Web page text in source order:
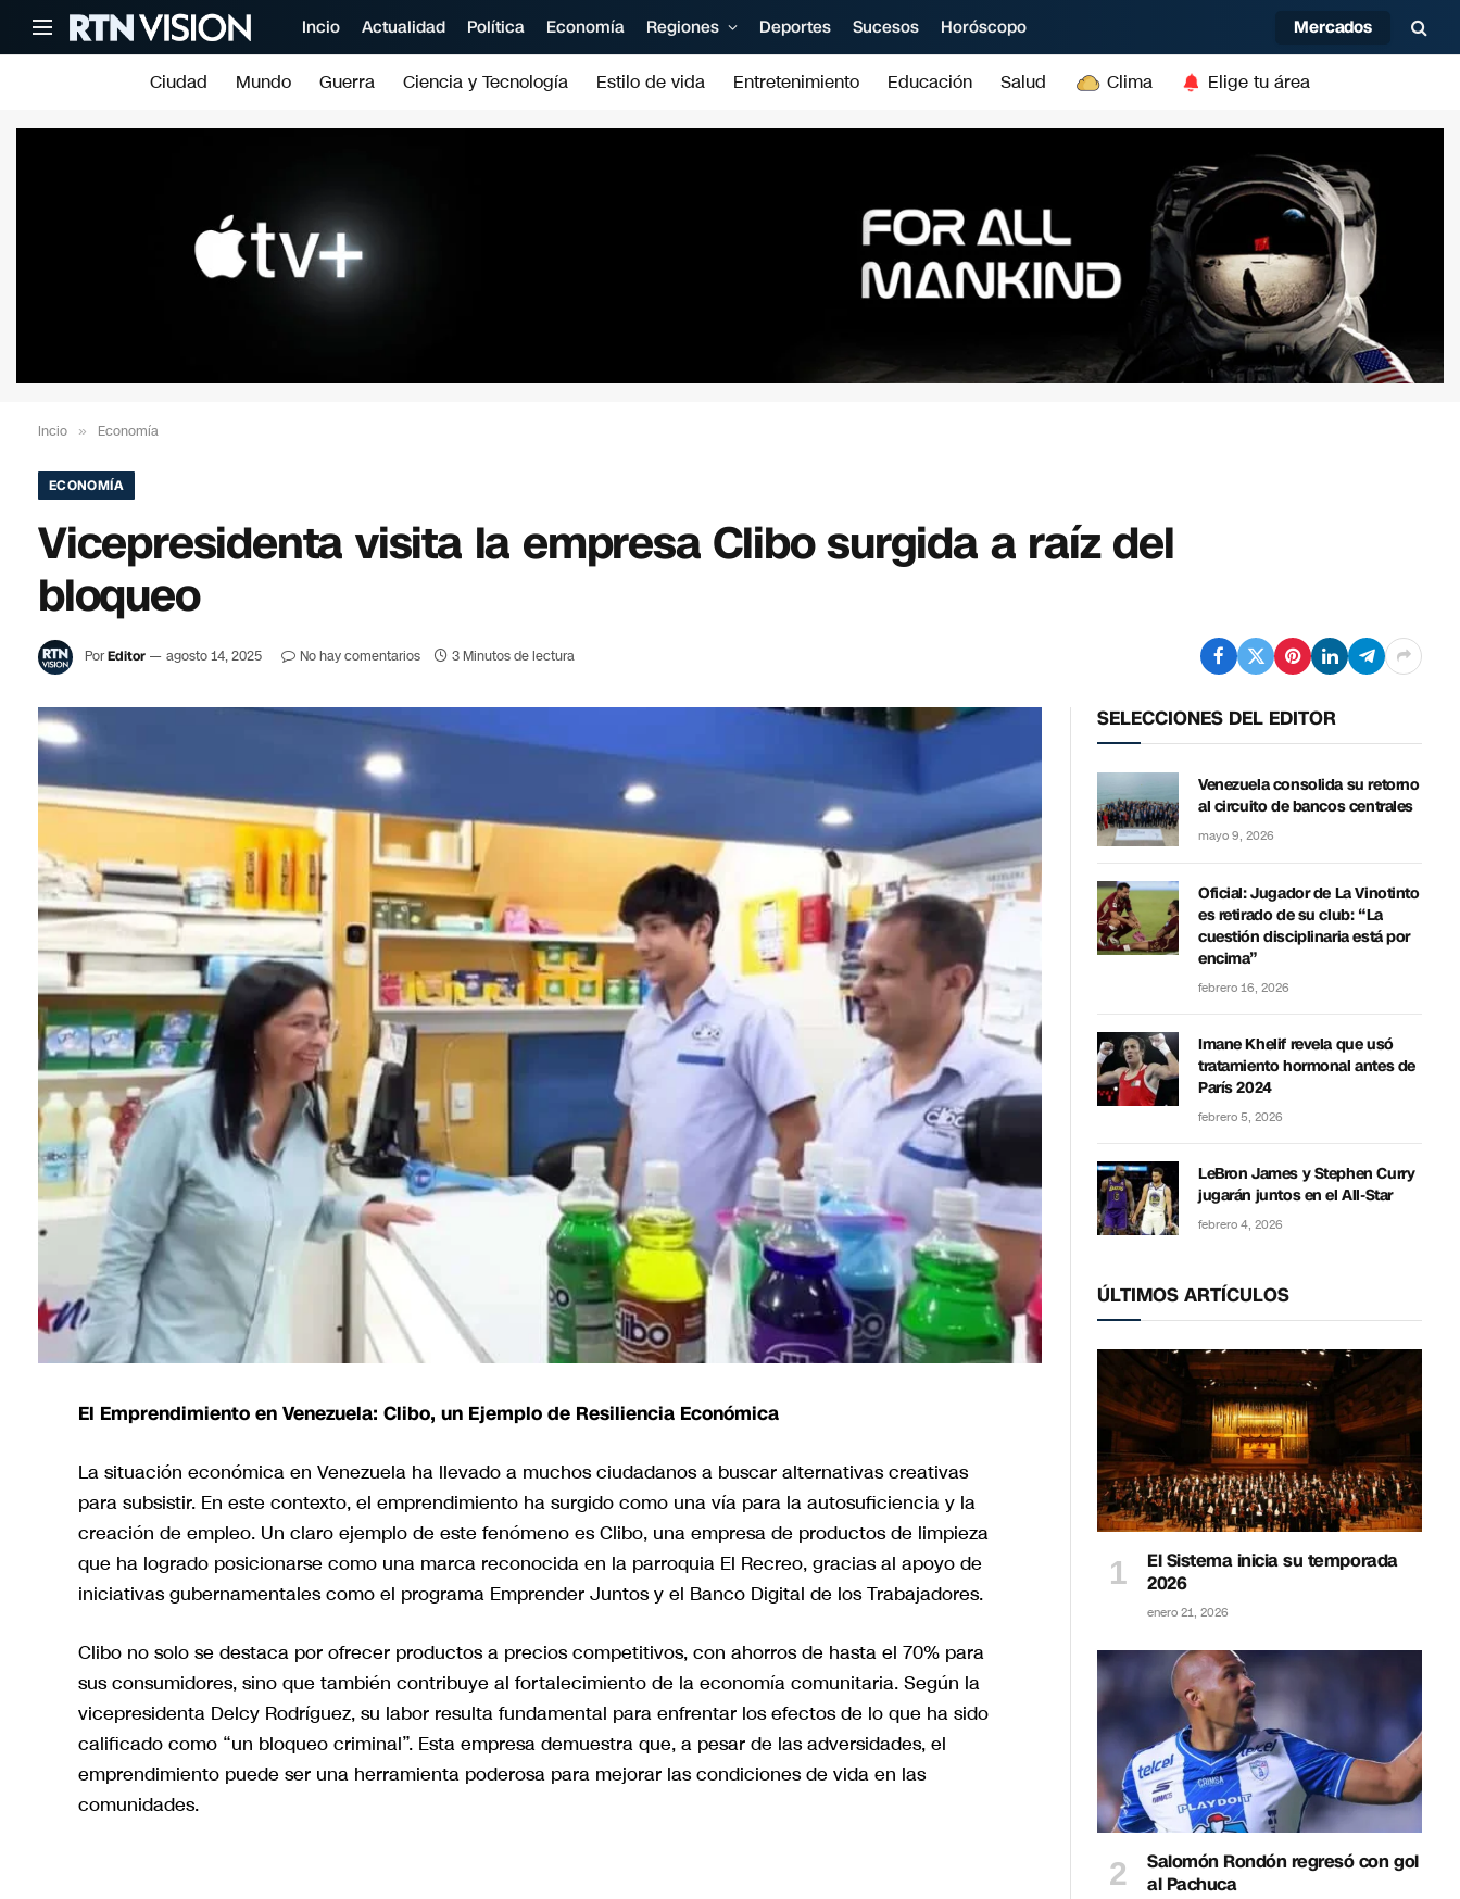
Incio Actualidad Política Economía Regiones Deportes Sucesos Horóscopo Mercados
Ciudad Mundo Guerra Ciencia y Tecnología Estilo de vida Entretenimiento Educación Salud Clima Elige tu área
Incio » Economía
ECONOMÍA
Vicepresidenta visita la empresa Clibo surgida a raíz del
bloqueo
PorEditor agosto 14, 2025 No hay comentarios 3 Minutos de lectura
El Emprendimiento en Venezuela: Clibo, un Ejemplo de Resiliencia Económica
La situación económica en Venezuela ha llevado a muchos ciudadanos a buscar alternativas creativas
para subsistir. En este contexto, el emprendimiento ha surgido como una vía para la autosuficiencia y la
creación de empleo. Un claro ejemplo de este fenómeno es Clibo, una empresa de productos de limpieza
que ha logrado posicionarse como una marca reconocida en la parroquia El Recreo, gracias al apoyo de
iniciativas gubernamentales como el programa Emprender Juntos y el Banco Digital de los Trabajadores.
Clibo no solo se destaca por ofrecer productos a precios competitivos, con ahorros de hasta el 70% para
sus consumidores, sino que también contribuye al fortalecimiento de la economía comunitaria. Según la
vicepresidenta Delcy Rodríguez, su labor resulta fundamental para enfrentar los efectos de lo que ha sido
calificado como “un bloqueo criminal”. Esta empresa demuestra que, a pesar de las adversidades, el
emprendimiento puede ser una herramienta poderosa para mejorar las condiciones de vida en las
comunidades.
SELECCIONES DEL EDITOR
Venezuela consolida su retorno
al circuito de bancos centrales
mayo 9, 2026
Oficial: Jugador de La Vinotinto
es retirado de su club: “La
cuestión disciplinaria está por
encima”
febrero 16, 2026
Imane Khelif revela que usó
tratamiento hormonal antes de
París 2024
febrero 5, 2026
LeBron James y Stephen Curry
jugarán juntos en el All-Star
febrero 4, 2026
ÚLTIMOS ARTÍCULOS
El Sistema inicia su temporada
2026
enero 21, 2026
Salomón Rondón regresó con gol
al Pachuca